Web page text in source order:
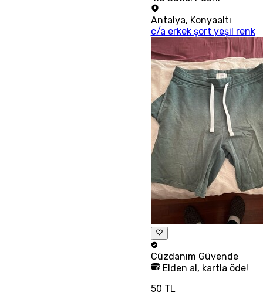
Antalya, Konyaaltı
c/a erkek şort yeşil renk
Cüzdanım Güvende
Elden al, kartla öde!
50 TL